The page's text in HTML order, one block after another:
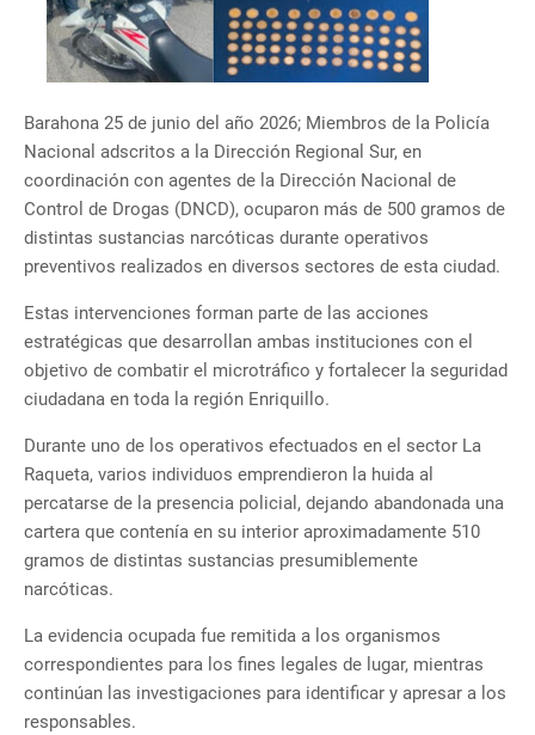
Barahona 25 de junio del año 2026; Miembros de la Policía
Nacional adscritos a la Dirección Regional Sur, en
coordinación con agentes de la Dirección Nacional de
Control de Drogas (DNCD), ocuparon más de 500 gramos de
distintas sustancias narcóticas durante operativos
preventivos realizados en diversos sectores de esta ciudad.
Estas intervenciones forman parte de las acciones
estratégicas que desarrollan ambas instituciones con el
objetivo de combatir el microtráfico y fortalecer la seguridad
ciudadana en toda la región Enriquillo.
Durante uno de los operativos efectuados en el sector La
Raqueta, varios individuos emprendieron la huida al
percatarse de la presencia policial, dejando abandonada una
cartera que contenía en su interior aproximadamente 510
gramos de distintas sustancias presumiblemente
narcóticas.
La evidencia ocupada fue remitida a los organismos
correspondientes para los fines legales de lugar, mientras
continúan las investigaciones para identificar y apresar a los
responsables.